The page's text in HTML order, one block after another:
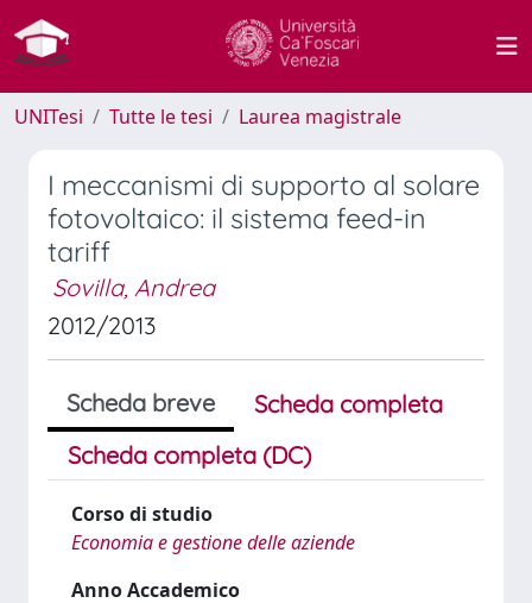
UNITesi Tutte le tesi Laurea magistrale
I meccanismi di supporto al solare
fotovoltaico: il sistema feed-in
tariff
Sovilla, Andrea
2012/2013
Scheda breve
Scheda completa
Scheda completa (DC)
Corso di studio
Economia e gestione delle aziende
Anno Accademico